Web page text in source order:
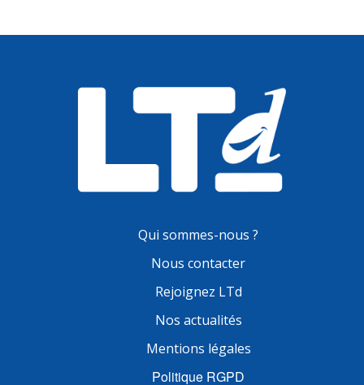
Qui sommes-nous ?
Nous contacter
Rejoignez LTd
Nos actualités
Mentions légales
Politique RGPD